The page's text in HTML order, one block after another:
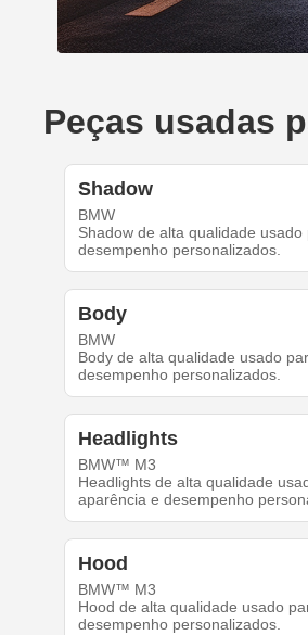
Peças usadas
Shadow
BMW
Shadow de alta qualidade
desempenho personalizados.
Body
BMW
Body de alta qualidade usado
desempenho personalizados.
Headlights
BMW™ M3
Headlights de alta qualidade
aparência e desempenho
Hood
BMW™ M3
Hood de alta qualidade usado
desempenho personalizados.